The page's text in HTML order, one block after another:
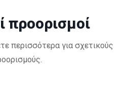
προορισμοί
περισσότερα για σχετικούς